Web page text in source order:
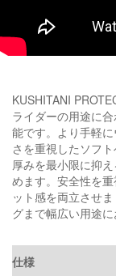
KUSHITANI
ライダーの用途に
能です。より手軽
さを重視したソフ
厚みを最小限に抑
めます。安全性を
ット感を両立させ
グまで幅広い用途に
仕様